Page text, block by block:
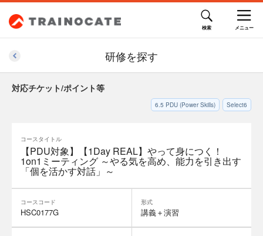
研修を探す
対応チケット/ポイント等
Select6
6.5 PDU (Power Skills)
コースタイトル
【PDU対象】【1Day REAL】やって身につく！
1on1ミーティング ～やる気を高め、能力を引き出す
「個を活かす対話」～
コースコード
HSC0177G
形式
講義＋演習